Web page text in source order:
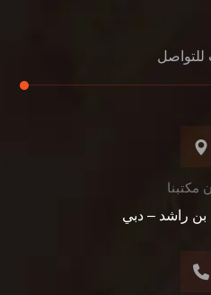
للتواصل
مكتبنا
بن راشد – دبي